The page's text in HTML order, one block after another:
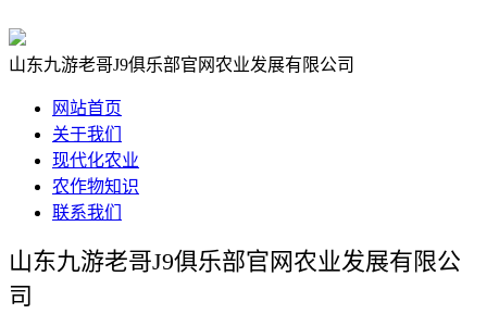
山东九游老哥J9俱乐部官网农业发展有限公司
网站首页
关于我们
现代化农业
农作物知识
联系我们
山东九游老哥J9俱乐部官网农业发展有限公
司